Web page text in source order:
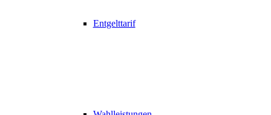
Entgelttarif